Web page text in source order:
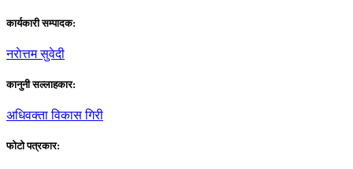
कार्यकारी सम्पादक:
नराेत्तम सुवेदी
कानुनी सल्लाहकार:
अधिवक्ता विकास गिरी
फाेटाे पत्रकार: